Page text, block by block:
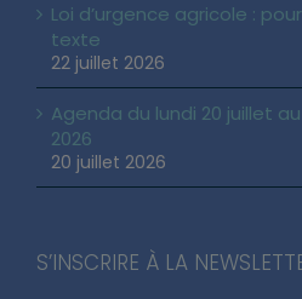
Loi d’urgence agricole :
texte
22 juillet 2026
Agenda du lundi 20 juillet
2026
20 juillet 2026
S’INSCRIRE À LA